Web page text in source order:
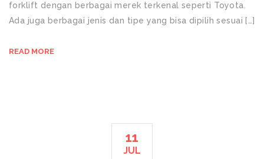
forklift dengan berbagai merek terkenal seperti Toyota.
Ada juga berbagai jenis dan tipe yang bisa dipilih sesuai […]
READ MORE
11
JUL